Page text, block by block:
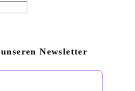
Newsletter